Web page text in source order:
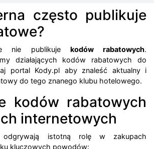
często publikuje
nie publikuje kodów rabatowych.
działających kodów rabatowych do
portal Kody.pl aby znaleść aktualny i
do tego znanego klubu hotelowego.
kodów rabatowych
internetowych
odgrywają istotną rolę w zakupach
kluczowych powodów: